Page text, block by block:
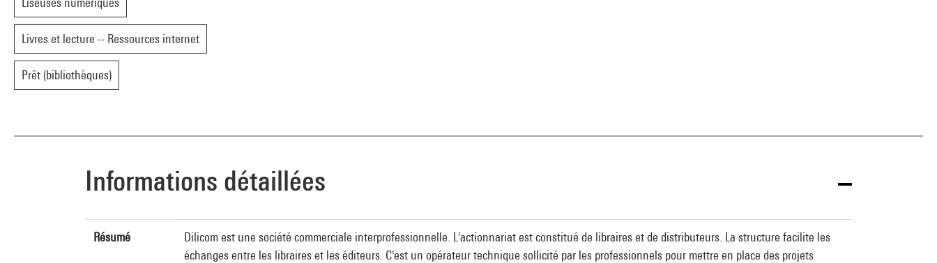
Livres et lecture -- Ressources internet
Prêt (bibliothèques)
Informations détaillées
Résumé
Dilicom est une société commerciale interprofessionnelle. L'actionnariat est constitué de libraires et de distributeurs. La structure facilite les
échanges entre les libraires et les éditeurs. C'est un opérateur technique sollicité par les professionnels pour mettre en place des projets